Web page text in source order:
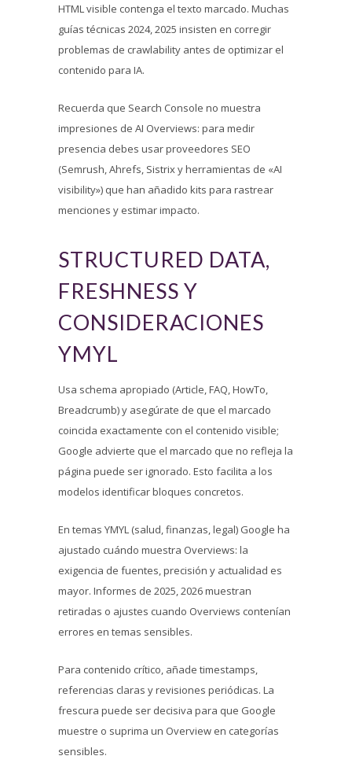
HTML visible contenga el texto marcado. Muchas
guías técnicas 2024, 2025 insisten en corregir
problemas de crawlability antes de optimizar el
contenido para IA.
Recuerda que Search Console no muestra
impresiones de AI Overviews: para medir
presencia debes usar proveedores SEO
(Semrush, Ahrefs, Sistrix y herramientas de «AI
visibility») que han añadido kits para rastrear
menciones y estimar impacto.
STRUCTURED DATA,
FRESHNESS Y
CONSIDERACIONES
YMYL
Usa schema apropiado (Article, FAQ, HowTo,
Breadcrumb) y asegúrate de que el marcado
coincida exactamente con el contenido visible;
Google advierte que el marcado que no refleja la
página puede ser ignorado. Esto facilita a los
modelos identificar bloques concretos.
En temas YMYL (salud, finanzas, legal) Google ha
ajustado cuándo muestra Overviews: la
exigencia de fuentes, precisión y actualidad es
mayor. Informes de 2025, 2026 muestran
retiradas o ajustes cuando Overviews contenían
errores en temas sensibles.
Para contenido crítico, añade timestamps,
referencias claras y revisiones periódicas. La
frescura puede ser decisiva para que Google
muestre o suprima un Overview en categorías
sensibles.